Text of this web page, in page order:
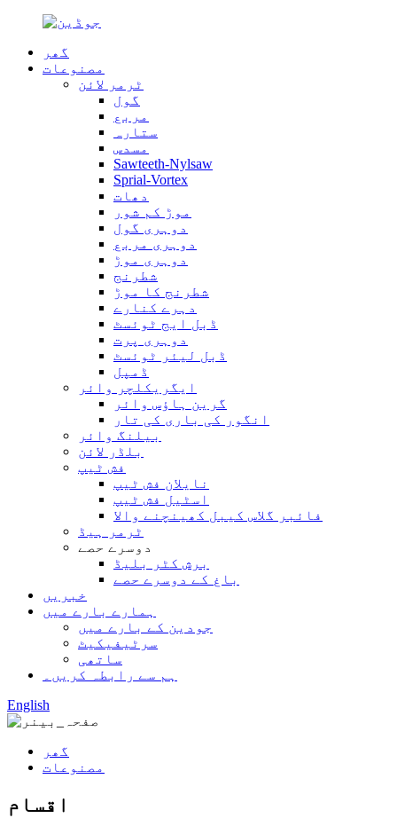
گھر
مصنوعات
ٹرمر لائن
گول
مربع
ستارہ
مسدس
Sawteeth-Nylsaw
Sprial-Vortex
دھات
موڑ کم شور
دوہری گول
دوہری مربع
دوہری موڑ
شطرنج
شطرنج کا موڑ
دہرے کنارے
ڈبل ایج ٹوئسٹ
دوہری پرت
ڈبل لیئر ٹوئسٹ
ڈمپل
ایگریکلچر وائر
گرین ہاؤس وائر
انگور کی باری کی تار
بیلنگ وائر
بلڈر لائن
فش ٹیپ
نایلان فش ٹیپ
اسٹیل فش ٹیپ
فائبر گلاس کیبل کھینچنے والا
ٹرمر ہیڈ
دوسرے حصے
برش کٹر بلیڈ
باغ کے دوسرے حصے
خبریں
ہمارے بارے میں
جودین کے بارے میں
سرٹیفیکیٹ
ساتھی
ہم سے رابطہ کریں۔
English
گھر
مصنوعات
اقسام